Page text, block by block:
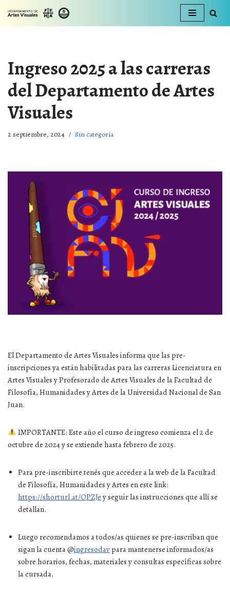
Ir
Ingreso 2025 a las carreras
del Departamento de Artes
Visuales
2 septiembre, 2024 Sin categoría
El Departamento de Artes Visuales informa que las pre-
inscripciones ya están habilitadas para las carreras Licenciatura en
Artes Visuales y Profesorado de Artes Visuales de la Facultad de
Filosofía, Humanidades y Artes de la Universidad Nacional de San
Juan.
IMPORTANTE: Este año el curso de ingreso comienza el 2 de
octubre de 2024 y se extiende hasta febrero de 2025.
Para pre-inscribirte tenés que acceder a la web de la Facultad
de Filosofía, Humanidades y Artes en este link:
https://shorturl.at/OPZJe y seguir las instrucciones que allí se
detallan.
Luego recomendamos a todos/as quienes se pre-inscriban que
sigan la cuenta @ingresodav para mantenerse informados/as
sobre horarios, fechas, materiales y consultas específicas sobre
la cursada.